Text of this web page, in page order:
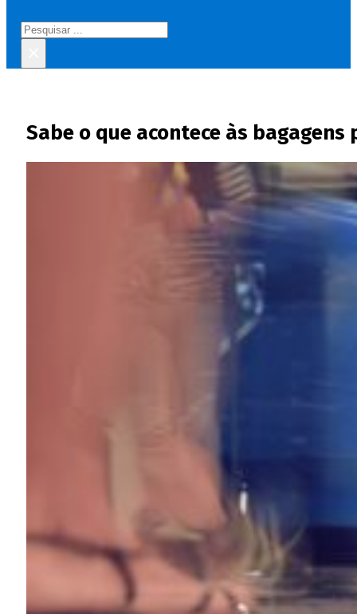
Pesquisar
Sabe o que acontece às